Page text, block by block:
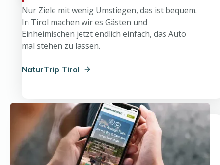
Nur Ziele mit wenig Umstiegen, das ist bequem.
In Tirol machen wir es Gästen und
Einheimischen jetzt endlich einfach, das Auto
mal stehen zu lassen.
NaturTrip Tirol